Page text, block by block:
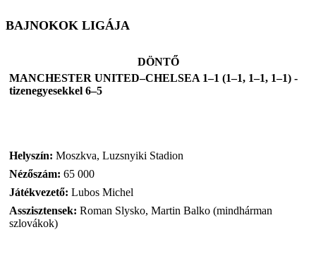
BAJNOKOK LIGÁJA
DÖNTŐ
MANCHESTER UNITED–CHELSEA 1–1 (1–1, 1–1, 1–1) -
tizenegyesekkel 6–5
Helyszín: Moszkva, Luzsnyiki Stadion
Nézőszám: 65 000
Játékvezető: Lubos Michel
Asszisztensek: Roman Slysko, Martin Balko (mindhárman
szlovákok)